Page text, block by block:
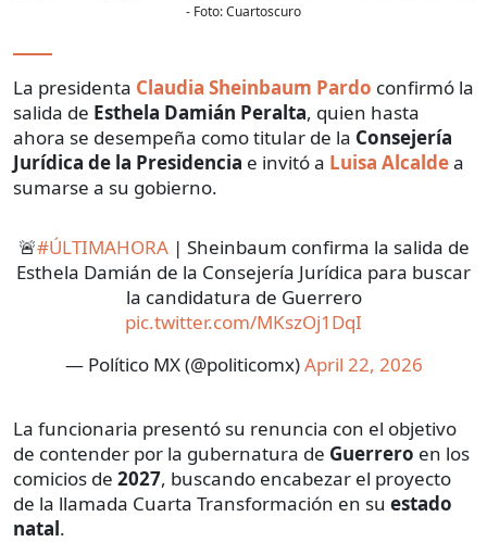
- Foto:Cuartoscuro
La presidenta Claudia Sheinbaum Pardo confirmó la
salida de Esthela Damián Peralta, quien hasta
ahora se desempeña como titular de la Consejería
Jurídica de la Presidencia e invitó a Luisa Alcaldea
sumarse a su gobierno.
🚨#ÚLTIMAHORA| Sheinbaum confirma la salida de
Esthela Damián de la Consejería Jurídica para buscar
la candidatura de Guerrero
pic.twitter.com/MKszOj1DqI
— Político MX (@politicomx)April 22, 2026
La funcionaria presentó su renuncia con el objetivo
de contender por la gubernatura de Guerrero en los
comicios de 2027, buscando encabezar el proyecto
de la llamada Cuarta Transformación en su estado
natal.